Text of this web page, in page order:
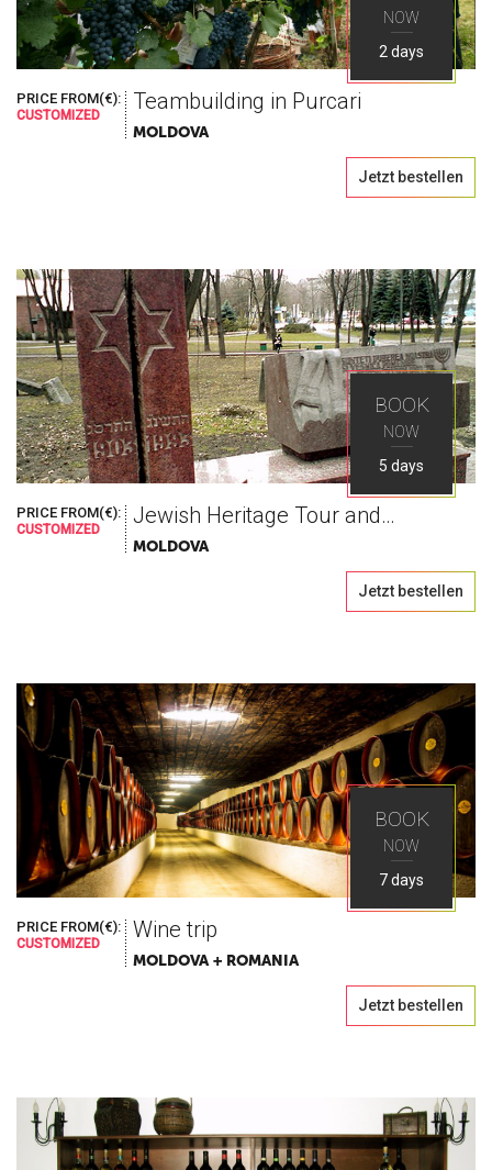
NOW
2 days
PRICE FROM(€):
CUSTOMIZED
Teambuilding in Purcari
MOLDOVA
Jetzt bestellen
BOOK
NOW
5 days
PRICE FROM(€):
CUSTOMIZED
Jewish Heritage Tour and Roots Finding
MOLDOVA
Jetzt bestellen
BOOK
NOW
7 days
PRICE FROM(€):
CUSTOMIZED
Wine trip
MOLDOVA + ROMANIA
Jetzt bestellen